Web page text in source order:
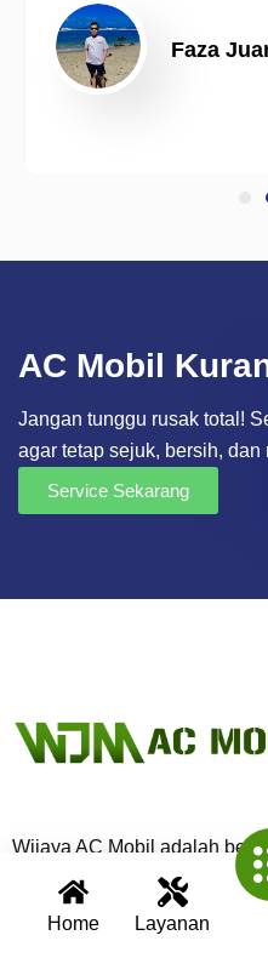
Home Layanan
Faza
AC Mobil
Jangan tunggu rusak total!
agar tetap sejuk, bersih,
Service Sekarang
Wijaya AC Mobil adalah
telah berpengalaman lebih
memberikan layanan terbaik